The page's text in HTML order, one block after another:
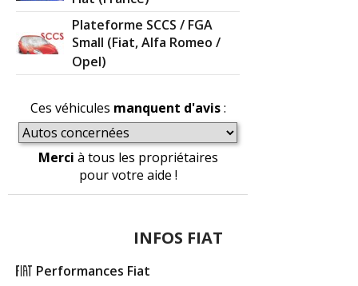
Plateforme SCCS / FGA
Small (Fiat, Alfa Romeo /
Opel)
Ces véhicules manquent d'avis:
Merci à tous les propriétaires
pour votre aide !
INFOS FIAT
Performances Fiat